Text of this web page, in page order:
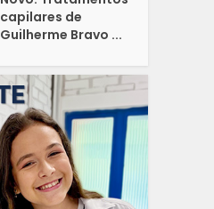
capilares de
Guilherme Bravo ...